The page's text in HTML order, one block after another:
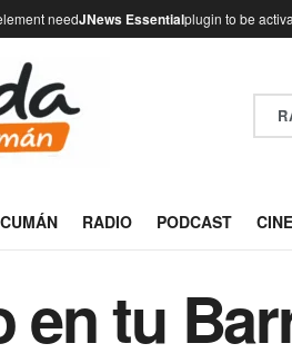
needJNews Essentialplugin to be
RADIO PODCAST
en tu